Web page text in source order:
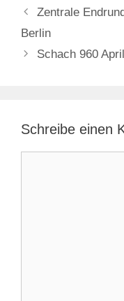
Zentrale
Berlin
Schach 960 April
Schreibe einen